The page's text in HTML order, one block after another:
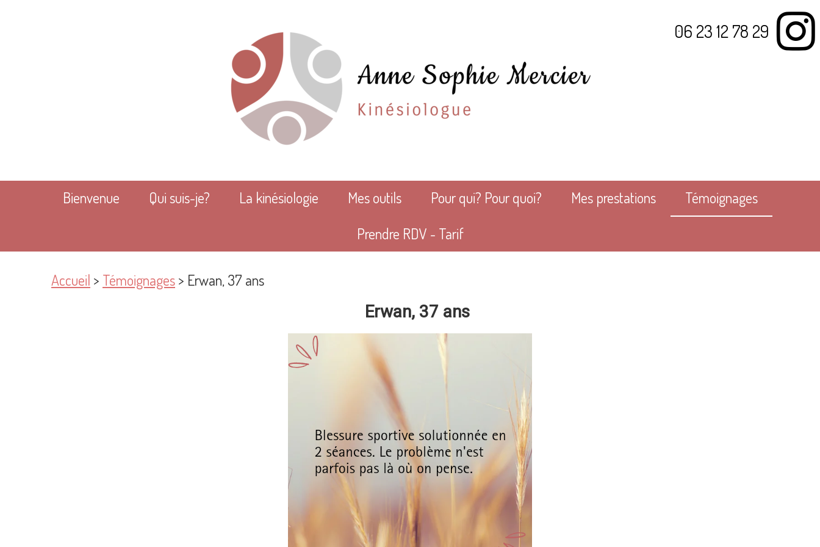
06 23 12 78 29
Bienvenue Qui suis-je? La kinésiologie Mes outils Pour qui? Pour quoi? Mes prestations
Témoignages
Prendre RDV - Tarif
Accueil > Témoignages> Erwan, 37 ans
Erwan, 37 ans